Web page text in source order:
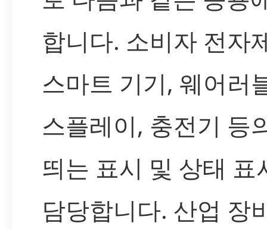
합니다. 소비자 전자
스마트 기기, 웨어러
스플레이, 충전기 등
띄는 표시 및 상태 표
담당합니다. 산업 장